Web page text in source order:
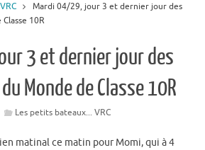
Mardi 04/29, jour 3 et dernier jour des
10R
3 et dernier jour des
Monde de Classe 10R
Les petits bateaux... VRC
matinal ce matin pour Momi, qui à 4